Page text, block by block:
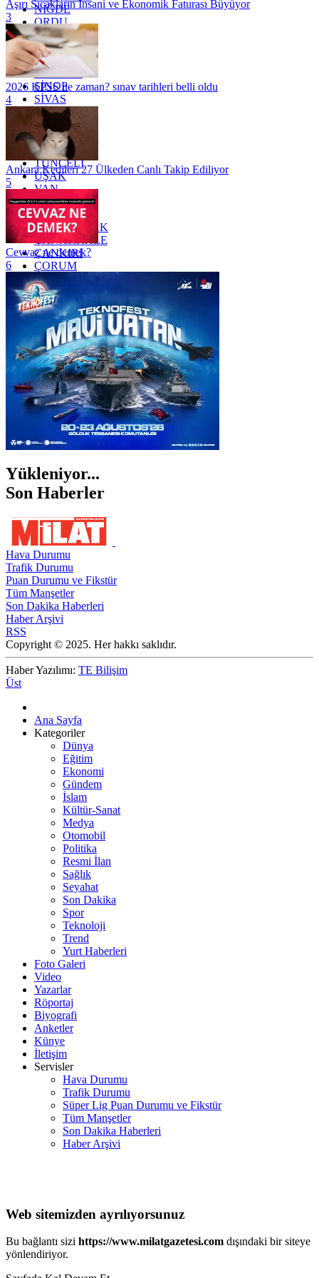
NİĞDE
ORDU
OSMANİYE
RİZE
SAKARYA
SAMSUN
SİNOP
SİVAS
SİİRT
TEKİRDAĞ
TOKAT
TRABZON
TUNCELİ
UŞAK
VAN
YALOVA
YOZGAT
ZONGULDAK
ÇANAKKALE
ÇANKIRI
ÇORUM
İSTANBUL
İZMİR
ŞANLIURFA
ŞIRNAK
Aşırı Sıcakların İnsani ve Ekonomik Faturası Büyüyor
3
2026 KPSS ne zaman? sınav tarihleri belli oldu
4
Ankara Kedileri 27 Ülkeden Canlı Takip Ediliyor
5
Cevvaz ne demek?
6
Yükleniyor...
Son Haberler
Hava Durumu
Trafik Durumu
Puan Durumu ve Fikstür
Tüm Manşetler
Son Dakika Haberleri
Haber Arşivi
RSS
Copyright © 2025. Her hakkı saklıdır.
Haber Yazılımı: TE Bilişim
Üst
Ana Sayfa
Kategoriler
Dünya
Eğitim
Ekonomi
Gündem
İslam
Kültür-Sanat
Medya
Otomobil
Politika
Resmi İlan
Sağlık
Seyahat
Son Dakika
Spor
Teknoloji
Trend
Yurt Haberleri
Foto Galeri
Video
Yazarlar
Röportaj
Biyografi
Anketler
Künye
İletişim
Servisler
Hava Durumu
Trafik Durumu
Süper Lig Puan Durumu ve Fikstür
Tüm Manşetler
Son Dakika Haberleri
Haber Arşivi
Web sitemizden ayrılıyorsunuz
Bu bağlantı sizi https://www.milatgazetesi.com dışındaki bir siteye
yönlendiriyor.